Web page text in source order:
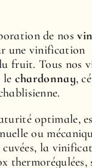
de nos
une vinification
fruit. Tous nos
le chardonnay,
optimale,
ou
cuvées, la
thermorégulées,